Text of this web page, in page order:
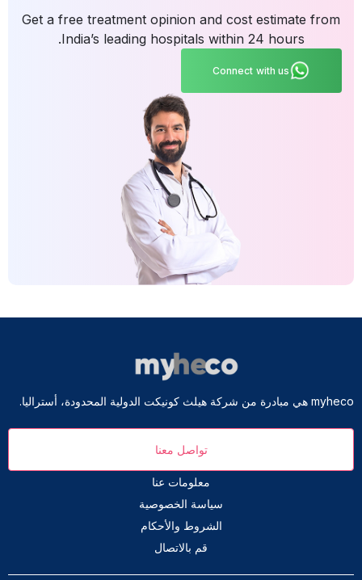
Get a free treatment opinion and cost estimate from
India’s leading hospitals within 24 hours.
Connect with us
myheco هي مبادرة من شركة هيلث كونيكت الدولية المحدودة، أستراليا.
تواصل معنا
معلومات عنا
سياسة الخصوصية
الشروط والأحكام
قم بالاتصال